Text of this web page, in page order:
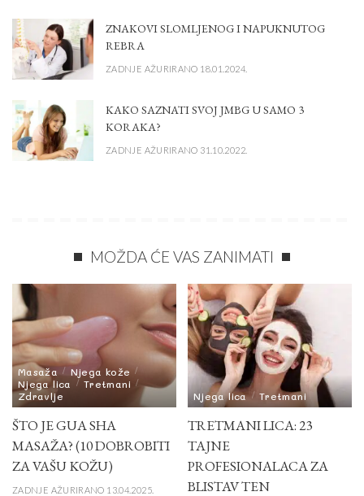
ZNAKOVI SLOMLJENOG I NAPUKNUTOG
REBRA
ZADNJE AŽURIRANO 18.01.2024.
KAKO SAZNATI SVOJ JMBG U SAMO 3
KORAKA?
ZADNJE AŽURIRANO 31.10.2022.
MOŽDA ĆE VAS ZANIMATI
Masaža
Njega kože
Njega lica
Tretmani
Zdravlje
ŠTO JE GUA SHA
MASAŽA? (10 DOBROBITI
ZA VAŠU KOŽU)
ZADNJE AŽURIRANO 13.04.2025.
Njega lica Tretmani
TRETMANI LICA: 23
TAJNE
PROFESIONALACA ZA
BLISTAV TEN